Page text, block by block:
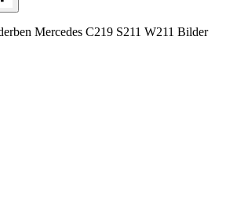
Mercedes C219 S211 W211 Bilder